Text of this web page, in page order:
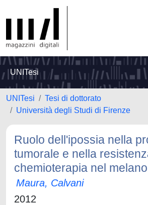
UNITesi
UNITesi
Tesi di dottorato
Università degli Studi di Firenze
Ruolo dell'ipossia nella
tumorale e nella
chemioterapia nel
Maura, Calvani
2012